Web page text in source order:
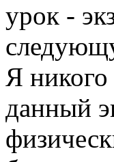
урок -
Я никого
данный